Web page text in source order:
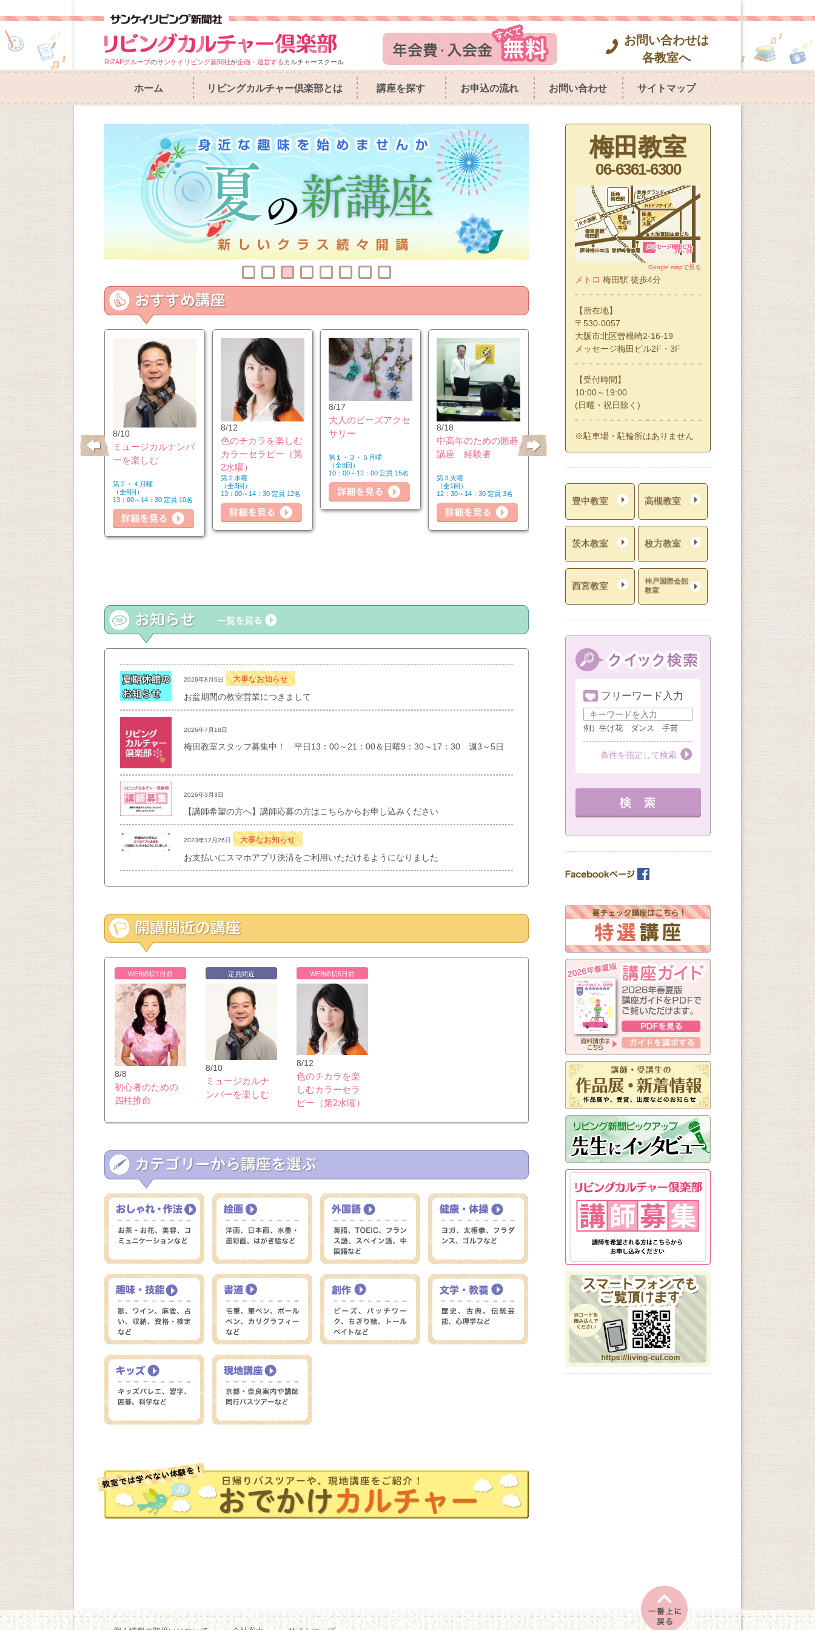
RIZAPグループのサンケイリビング新聞社が企画・運営するカルチャースクール
お問い合わせは
各教室へ
ホーム リビングカルチャー倶楽部とは 講座を探す お申込の流れ お問い合わせ サイトマップ
10/15
垂水・舞子の洋館め
ぐり・五色山洋館
第３木曜
（全1回）
10：30～15：10 定員 20名
8/10
ミュージカルナンバ
ーを楽しむ
第２・４月曜
（全6回）
13：00～14：30 定員 10名
8/12
色のチカラを楽しむ
カラーセラピー（第
2水曜）
第２水曜
（全3回）
13：00～14：30 定員 12名
8/17
大人のビーズアクセ
サリー
第１・３・５月曜
（全8回）
10：00～12：00 定員 15名
8/18
中高年のための囲碁
講座 経験者
第３火曜
（全1回）
12：30～14：30 定員 3名
ハンドメイドバッグ
（全3回）
12：30～14：30 定員 5名
基本のチーズ＆ワイ
ン講座
（全3回）
19：00～20：30 定員 16名
8/22
速読や脳ト
で「本の楽
方」
第２・４土曜
（全6回）
14：50～16：20
を見る
詳細を見る
詳細を見る
詳細を見る
詳細を見る
詳細を見る 詳細を見る
2026年8月6日 大事なお知らせ
お盆期間の教室営業につきまして
2026年7月18日
梅田教室スタッフ募集中！ 平日13：00～21：00＆日曜9：30～17：30 週3～5日
2026年3月3日
【講師希望の方へ】講師応募の方はこちらからお申し込みください
2023年12月26日 大事なお知らせ
お支払いにスマホアプリ決済をご利用いただけるようになりました
WEB締切1日前
8/8
初心者のための
四柱推命
定員間近
8/10
ミュージカルナ
ンバーを楽しむ
WEB締切5日前
8/12
色のチカラを楽
しむカラーセラ
ピー（第2水曜）
梅田教室
06-6361-6300
Google mapで見る
メトロ 梅田駅 徒歩4分
【所在地】
〒530-0057
大阪市北区曽根崎2-16-19
メッセージ梅田ビル2F・3F
【受付時間】
10:00～19:00
(日曜・祝日除く)
※駐車場・駐輪所はありません
豊中教室 高槻教室
茨木教室 枚方教室
西宮教室
神戸国際会館
教室
フリーワード入力
例）生け花 ダンス 手芸
条件を指定して検索
教室を選ぶ
月 火 水
木
金
土 日
（※複数回答可）
開始時間の指定
午前の部
午後の部
夜の部
（※複数回答可）
新しく始まる講座
1日講座
体験講座
講座説明会